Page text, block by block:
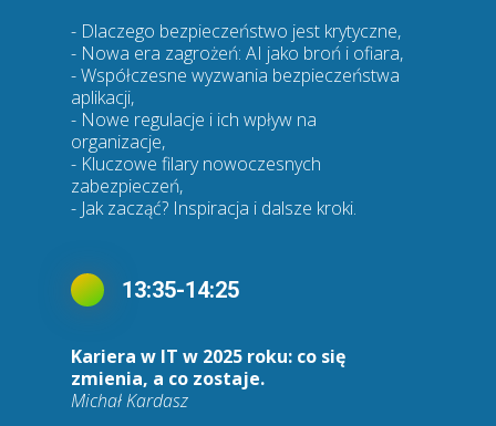
- Dlaczego bezpieczeństwo jest krytyczne,
- Nowa era zagrożeń: AI jako broń i ofiara,
- Współczesne wyzwania bezpieczeństwa
aplikacji,
- Nowe regulacje i ich wpływ na
organizacje,
- Kluczowe filary nowoczesnych
zabezpieczeń,
- Jak zacząć? Inspiracja i dalsze kroki.
Kariera w IT w 2025 roku: co się
zmienia, a co zostaje.
Michał Kardasz
13:35-14:25